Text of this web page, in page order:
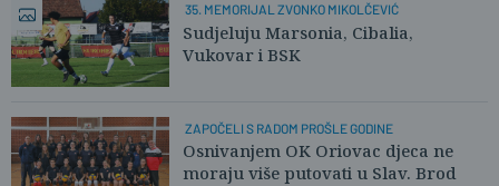
35. MEMORIJAL ZVONKO MIKOLČEVIĆ
Sudjeluju Marsonia, Cibalia,
Vukovar i BSK
ZAPOČELI S RADOM PROŠLE GODINE
Osnivanjem OK Oriovac djeca ne
moraju više putovati u Slav. Brod